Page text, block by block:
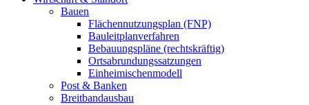
Bauen
Flächennutzungsplan (FNP)
Bauleitplanverfahren
Bebauungspläne (rechtskräftig)
Ortsabrundungssatzungen
Einheimischenmodell
Post & Banken
Breitbandausbau